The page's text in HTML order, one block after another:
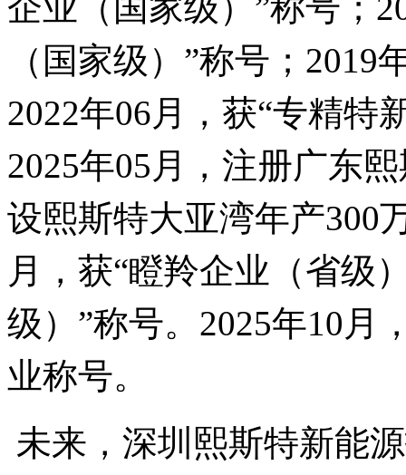
（国家级）”称号；
2022年06月，获“专精特
2025年05月，注册广东
设熙斯特大亚湾年产300
月，获“瞪羚企业（省级
级）”称号。2025年10月
业称号。
未来，深圳熙斯特新能